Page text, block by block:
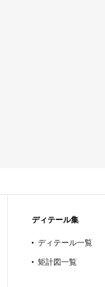
ディテール集
ディテール一覧
矩計図一覧